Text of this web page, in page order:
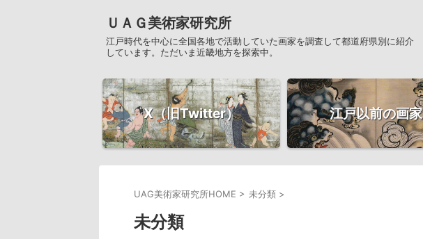
ＵＡＧ美術家研究所
江戸時代を中心に全国各地で活動していた画家を調査して都道府県別に紹介
しています。ただいま近畿地方を探索中。
X（旧Twitter） 江戸以前の画家
UAG美術家研究所HOME > 未分類 >
未分類